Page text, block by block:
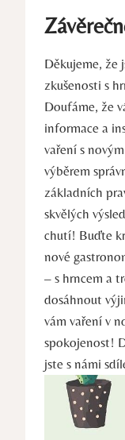
Děkujeme, že
zkušenosti s
Doufáme, že
informace a
vaření s
výběrem
základních
skvělých
chutí! Buďte
nové
– s hrncem a
dosáhnout
vám vaření v
spokojenost!
jste s námi